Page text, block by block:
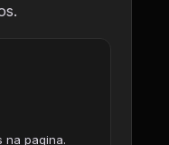
na pagina.